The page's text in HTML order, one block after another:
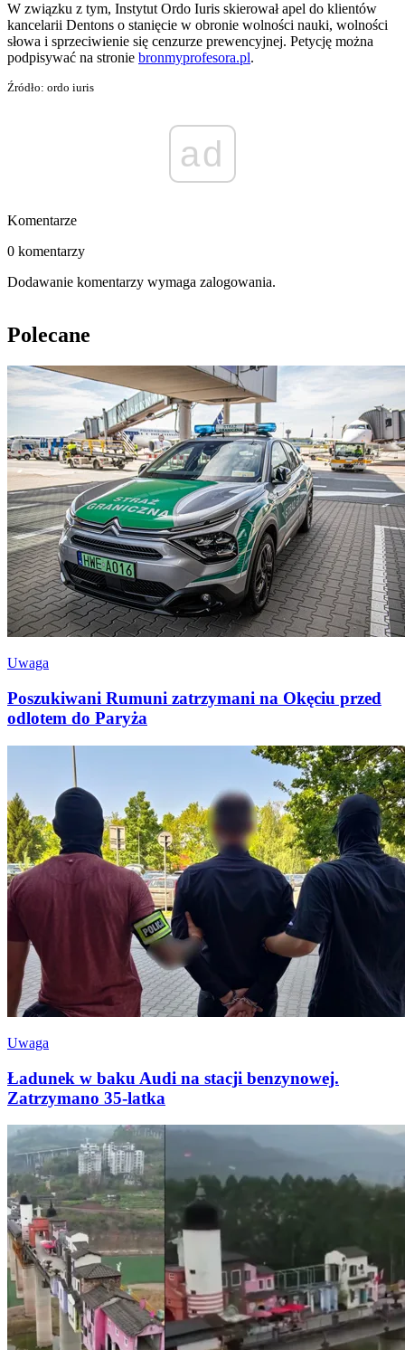
W związku z tym, Instytut Ordo Iuris skierował apel do klientów
kancelarii Dentons o stanięcie w obronie wolności nauki, wolności
słowa i sprzeciwienie się cenzurze prewencyjnej. Petycję można
podpisywać na stronie bronmyprofesora.pl.
Źródło: ordo iuris
ad
Komentarze
0 komentarzy
Dodawanie komentarzy wymaga zalogowania.
Polecane
Uwaga
Poszukiwani Rumuni zatrzymani na Okęciu przed
odlotem do Paryża
Uwaga
Ładunek w baku Audi na stacji benzynowej.
Zatrzymano 35-latka